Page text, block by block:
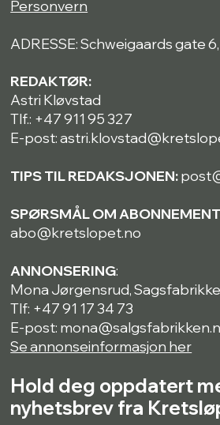
Personvern
ADRESSE: Schweigaards gate
REDAKTØR:
Astri Kløvstad
Tlf.: +47 911 95 327
E-post:
TIPS TIL REDAKSJONEN:
SPØRSMÅL OM
abo@kretslopet.no
ANNONSERING:
Mona Jørgensrud,
Tlf: +47 91 17 34 73
E-post:
Se annonseinformasjon her
Hold deg oppdatert
nyhetsbrev fra